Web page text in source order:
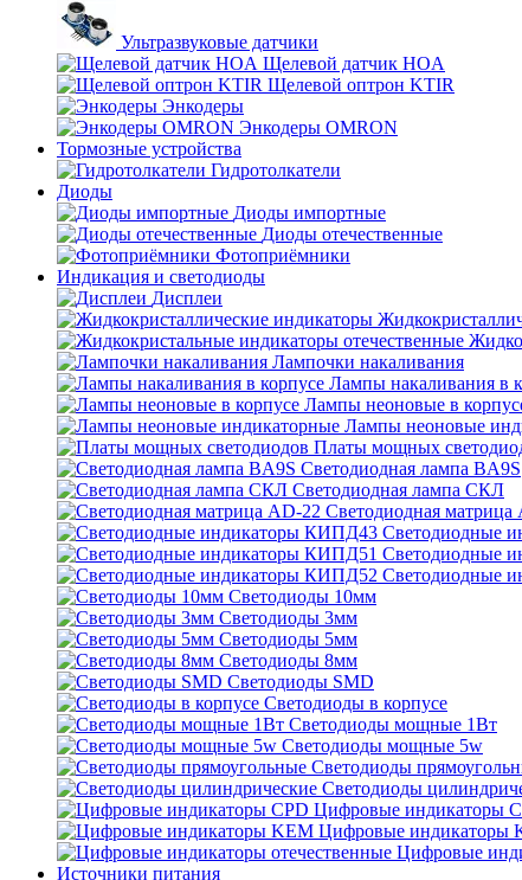
Ультразвуковые датчики
Щелевой датчик HOA
Щелевой оптрон KTIR
Энкодеры
Энкодеры OMRON
Тормозные устройства
Гидротолкатели
Диоды
Диоды импортные
Диоды отечественные
Фотоприёмники
Индикация и светодиоды
Дисплеи
Лампочки накаливания
Лампы накаливания в
Лампы неоновые в
Лампы неоновые
Платы мощных
Светодиодная лампа BA9S
Светодиодная лампа СКЛ
Светодиодная матрица
Светодиодные
Светодиодные
Светодиодные
Светодиоды 10мм
Светодиоды 3мм
Светодиоды 5мм
Светодиоды 8мм
Светодиоды SMD
Светодиоды в корпусе
Светодиоды мощные 1Вт
Светодиоды мощные 5w
Светодиоды
Светодиоды
Цифровые индикаторы
Цифровые индикаторы
Цифровые
Источники питания